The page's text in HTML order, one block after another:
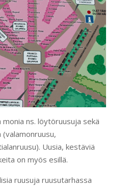
monia ns. löytöruusuja sekä
Uusia, kestäviä
on myös esillä.
ruusuja ruusutarhassa